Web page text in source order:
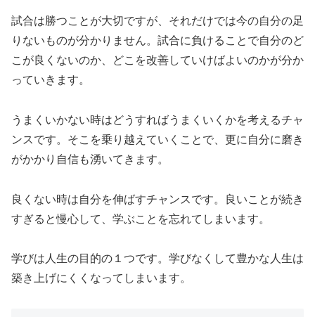
試合は勝つことが大切ですが、それだけでは今の自分の足
りないものが分かりません。試合に負けることで自分のど
こが良くないのか、どこを改善していけばよいのかが分か
っていきます。
うまくいかない時はどうすればうまくいくかを考えるチャ
ンスです。そこを乗り越えていくことで、更に自分に磨き
がかかり自信も湧いてきます。
良くない時は自分を伸ばすチャンスです。良いことが続き
すぎると慢心して、学ぶことを忘れてしまいます。
学びは人生の目的の１つです。学びなくして豊かな人生は
築き上げにくくなってしまいます。